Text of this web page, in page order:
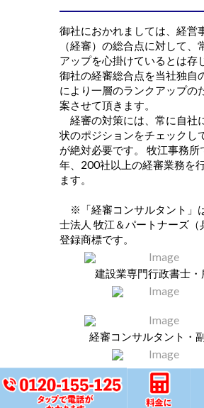
御社におかれましては、経営
（経審）の総合点に対して、
アップを心掛けているとは存
御社の経審総合点を当社独自
により一層のランクアップの
案させて頂きます。
経審の対策には、常に自社
状のポジションをチェックし
が絶対必要です。 牧江事務所
年、200社以上の経審業務を
ます。
※「経審コンサルタント」
士法人 牧江＆パートナーズ（
登録商標です。
建設業専門行政書士・
経審コンサルタント・